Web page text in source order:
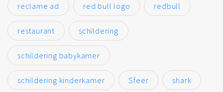
reclame ad red bull logo redbull
restaurant schildering
schildering babykamer
schildering kinderkamer Sfeer shark